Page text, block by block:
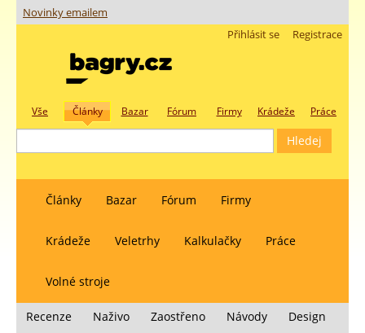
Novinky emailem
Registrace
Přihlásit se
Vše Články Bazar Fórum Firmy Krádeže Práce
Články Bazar Fórum Firmy
Krádeže Veletrhy Kalkulačky Práce
Volné stroje
Recenze Naživo Zaostřeno Návody
Design